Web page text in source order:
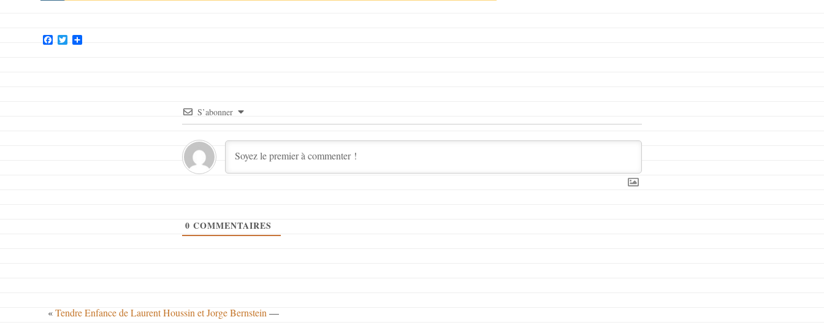
Facebook
Twitter
S’abonner
0 COMMENTAIRES
«Tendre Enfance de Laurent Houssin et Jorge Bernstein—